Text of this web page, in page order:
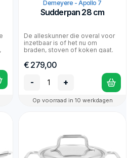
Demeyere - Apollo 7
Sudderpan 28 cm
De alleskunner die overal voor
inzetbaar is of het nu om
braden, stoven of koken gaat.
€ 279,00
-
+
Op voorraad in 10 werkdagen